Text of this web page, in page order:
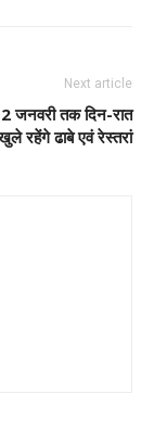
Next article
2 जनवरी तक दिन-रात
रहेंगे ढाबे एवं रेस्तरां